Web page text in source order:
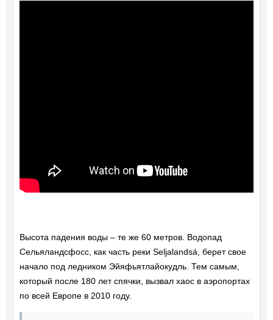
Высота падения воды – те же 60 метров. Водопад
Сельяландсфосс, как часть реки Seljalandsá, берет свое
начало под ледником Эйяфьятлайокудль. Тем самым,
который после 180 лет спячки, вызвал хаос в аэропортах
по всей Европе в 2010 году.